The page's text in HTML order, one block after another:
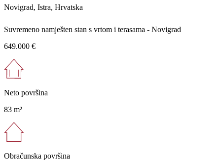
Novigrad, Istra, Hrvatska
Suvremeno namješten stan s vrtom i terasama - Novigrad
649.000 €
Neto površina
83 m²
Obračunska površina